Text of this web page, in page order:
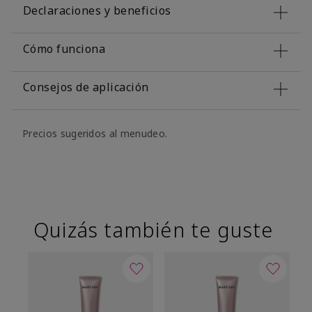
Declaraciones y beneficios
Cómo funciona
Consejos de aplicación
Precios sugeridos al menudeo.
Quizás también te guste